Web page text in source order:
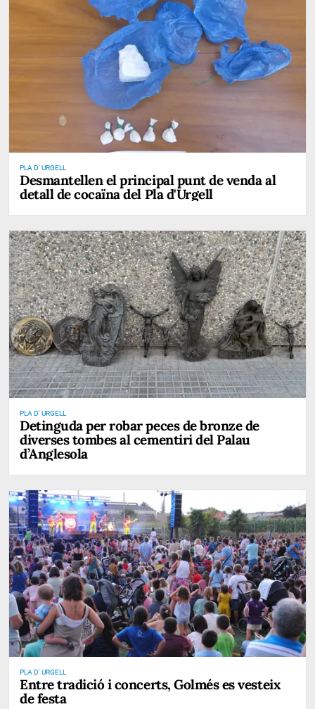
PLA D' URGELL
Desmantellen el principal punt de venda al
detall de cocaïna del Pla d'Urgell
PLA D' URGELL
Detinguda per robar peces de bronze de
diverses tombes al cementiri del Palau
d’Anglesola
PLA D' URGELL
Entre tradició i concerts, Golmés es vesteix
de festa